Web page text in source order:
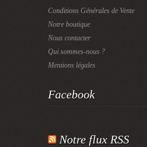
Conditions Générales de Vente
Notre boutique
Nous contacter
Qui sommes-nous ?
Mentions légales
Facebook
Notre flux RSS